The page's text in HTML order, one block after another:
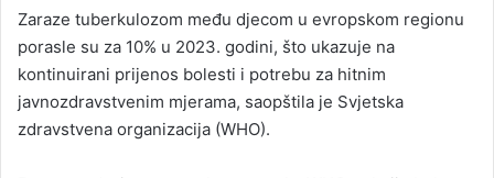
a
Zaraze tuberkulozom među djecom u evropskom regionu
porasle su za 10% u 2023. godini, što ukazuje na
kontinuirani prijenos bolesti i potrebu za hitnim
javnozdravstvenim mjerama, saopštila je Svjetska
zdravstvena organizacija (WHO).